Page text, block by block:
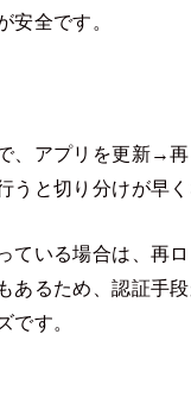
安全です。
、アプリを更新→
うと切り分けが早く
ている場合は、再
あるため、認証手
です。